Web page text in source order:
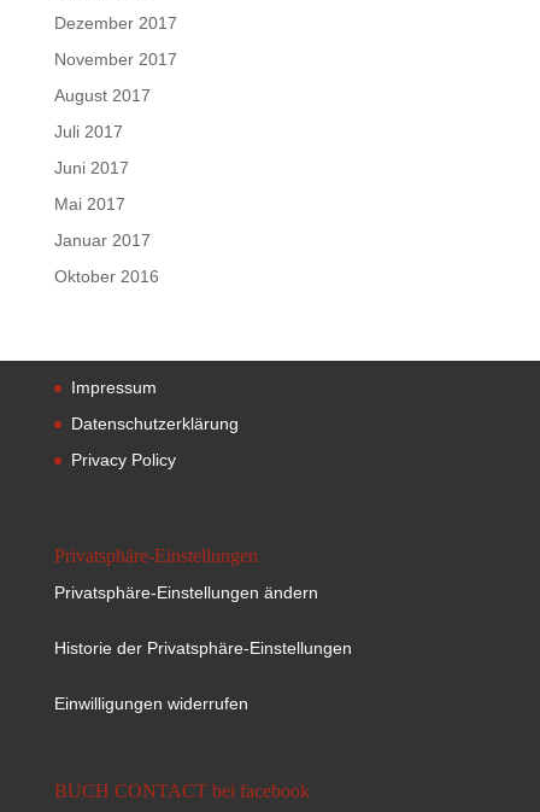
Dezember 2017
November 2017
August 2017
Juli 2017
Juni 2017
Mai 2017
Januar 2017
Oktober 2016
Impressum
Datenschutzerklärung
Privacy Policy
Privatsphäre-Einstellungen
Privatsphäre-Einstellungen ändern
Historie der Privatsphäre-Einstellungen
Einwilligungen widerrufen
BUCH CONTACT bei facebook